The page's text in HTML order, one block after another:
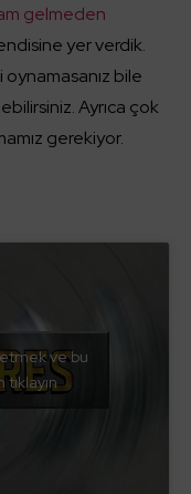
gelmeden
yer verdik.
oynamasanız bile
Ayrıca çok
gerekiyor.
ve bu